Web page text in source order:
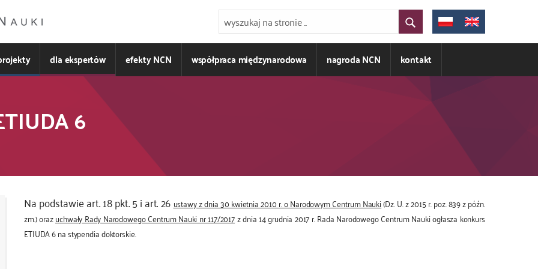
dla ekspertów efekty NCN współpraca międzynarodowa nagroda NCN kontakt
6
Na podstawie art. 18 pkt. 5 i art. 26 ustawy z dnia 30 kwietnia 2010 r. o Narodowym Centrum Nauki(Dz. U. z 2015 r. poz. 839 z późn.
zm.) orazuchwały Rady Narodowego Centrum Nauki nr 117/2017z dnia 14 grudnia 2017 r. Rada Narodowego Centrum Nauki ogłasza konkurs
ETIUDA 6 na stypendia doktorskie.